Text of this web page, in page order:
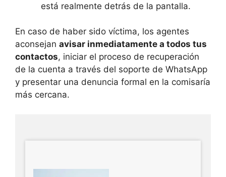
está realmente detrás de la pantalla.
En caso de haber sido víctima, los agentes
aconsejan avisar inmediatamente a todos tus
contactos, iniciar el proceso de recuperación
de la cuenta a través del soporte de WhatsApp
y presentar una denuncia formal en la comisaría
más cercana.